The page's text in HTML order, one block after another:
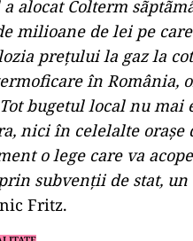
alocat Colterm
milioane de lei pe
preţului la gaz la
în România,
bugetul local nu mai
nici în celelalte oraşe
o lege care va
subvenţii de stat,
Fritz.